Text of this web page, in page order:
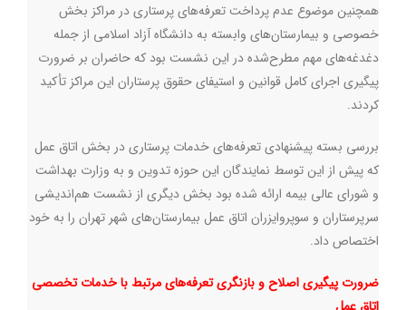
همچنین موضوع عدم پرداخت تعرفه‌های پرستاری در مراکز بخش
خصوصی و بیمارستان‌های وابسته به دانشگاه آزاد اسلامی از جمله
دغدغه‌های مهم مطرح‌شده در این نشست بود که حاضران بر ضرورت
پیگیری اجرای کامل قوانین و استیفای حقوق پرستاران این مراکز تأکید
کردند.
بررسی بسته پیشنهادی تعرفه‌های خدمات پرستاری در بخش اتاق عمل
که پیش از این توسط نمایندگان این حوزه تدوین و به وزارت بهداشت
و شورای عالی بیمه ارائه شده بود بخش دیگری از نشست هم‌اندیشی
سرپرستاران و سوپروایزران اتاق عمل بیمارستان‌های شهر تهران را به خود
اختصاص داد.
ضرورت پیگیری اصلاح و بازنگری تعرفه‌های مرتبط با خدمات تخصصی